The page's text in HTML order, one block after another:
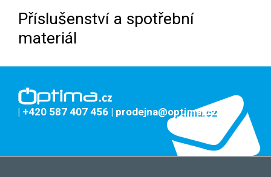
Příslušenství a spotřební
materiál
| +420 587 407 456 | prodejna@optima.cz